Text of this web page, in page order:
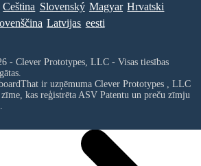
Ceština Slovenský Magyar Hrvatski
Latvijas eesti
- Clever Prototypes, LLC - Visas tiesības
ir uzņēmuma Clever Prototypes , LLC
kas reģistrēta ASV Patentu un preču zīmju